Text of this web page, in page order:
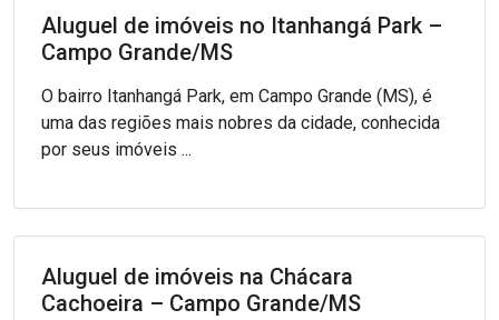
Aluguel de imóveis no Itanhangá Park –
Campo Grande/MS
O bairro Itanhangá Park, em Campo Grande (MS), é
uma das regiões mais nobres da cidade, conhecida
por seus imóveis ...
Aluguel de imóveis na Chácara
Cachoeira – Campo Grande/MS